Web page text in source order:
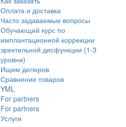
Оплата и доставка
Часто задаваемые вопросы
Обучающий курс по
имплантационной коррекции
эректильной дисфункции (1-3
уровни)
Ищем дилеров
Сравнение товаров
YML
For partners
For partners
Услуги